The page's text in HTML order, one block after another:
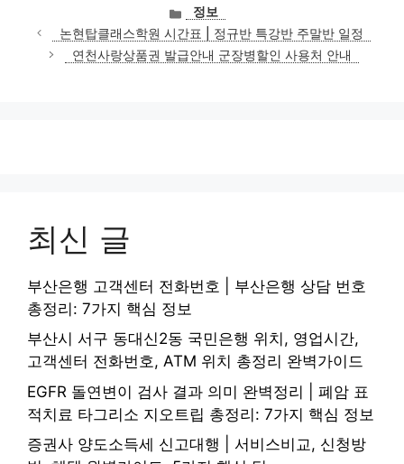
카
테
고
리
정보
논현탑클래스학원 시간표 | 정규반 특강반 주말반 일정
연천사랑상품권 발급안내 군장병할인 사용처 안내
최신 글
부산은행 고객센터 전화번호 | 부산은행 상담 번호
총정리: 7가지 핵심 정보
부산시 서구 동대신2동 국민은행 위치, 영업시간,
고객센터 전화번호, ATM 위치 총정리 완벽가이드
EGFR 돌연변이 검사 결과 의미 완벽정리 | 폐암 표
적치료 타그리소 지오트립 총정리: 7가지 핵심 정보
증권사 양도소득세 신고대행 | 서비스비교, 신청방